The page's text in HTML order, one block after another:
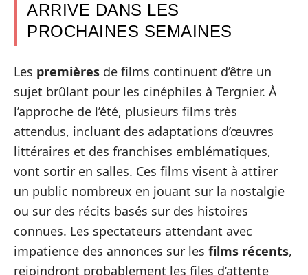
ARRIVE DANS LES
PROCHAINES SEMAINES
Les premières de films continuent d’être un
sujet brûlant pour les cinéphiles à Tergnier. À
l’approche de l’été, plusieurs films très
attendus, incluant des adaptations d’œuvres
littéraires et des franchises emblématiques,
vont sortir en salles. Ces films visent à attirer
un public nombreux en jouant sur la nostalgie
ou sur des récits basés sur des histoires
connues. Les spectateurs attendant avec
impatience des annonces sur les films récents,
rejoindront probablement les files d’attente